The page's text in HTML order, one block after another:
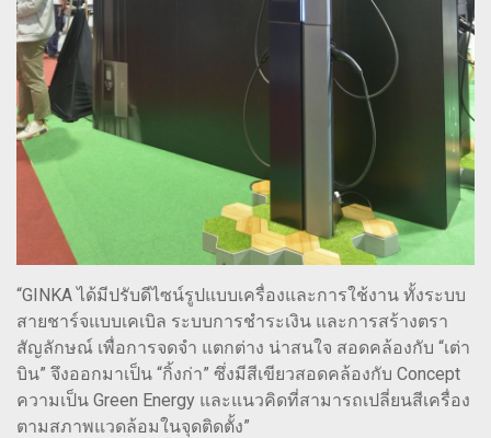
“GINKA ได้มีปรับดีไซน์รูปแบบเครื่องและการใช้งาน ทั้งระบบ
สายชาร์จแบบเคเบิล ระบบการชำระเงิน และการสร้างตรา
สัญลักษณ์ เพื่อการจดจำ แตกต่าง น่าสนใจ สอดคล้องกับ “เต่า
บิน” จึงออกมาเป็น “กิ้งก่า” ซึ่งมีสีเขียวสอดคล้องกับ Concept
ความเป็น Green Energy และแนวคิดที่สามารถเปลี่ยนสีเครื่อง
ตามสภาพแวดล้อมในจุดติดตั้ง”